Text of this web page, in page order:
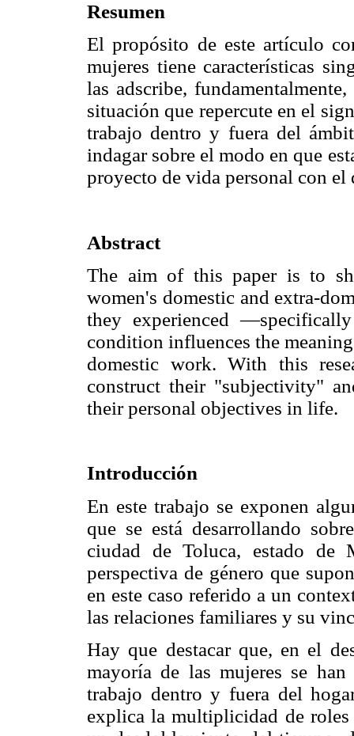
Resumen
El propósito de este artículo
mujeres tiene características
las adscribe,
situación que repercute en el
trabajo dentro y fuera del
indagar sobre el modo en que
proyecto de vida personal con
Abstract
The aim of this paper is to
women's domestic and extra-
they experienced
condition influences the
domestic work. With this
construct their "subjectivity"
their personal objectives in life.
Introducción
En este trabajo se exponen
que se está desarrollando
ciudad de Toluca, estado de
perspectiva de género que
en este caso referido a un
las relaciones familiares y su
Hay que destacar que, en el
mayoría de las mujeres se
trabajo dentro y fuera del
explica la multiplicidad de